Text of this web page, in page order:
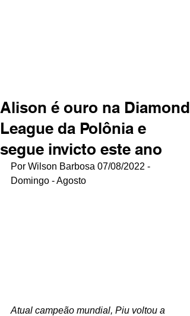
Alison é ouro na Diamond
League da Polônia e
segue invicto este ano
Por Wilson Barbosa 07/08/2022 -
Domingo - Agosto
Atual campeão mundial, Piu voltou a